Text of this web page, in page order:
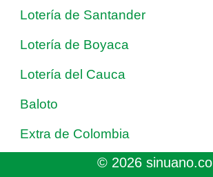
Lotería de Santander
Lotería de Boyaca
Lotería del Cauca
Baloto
Extra de Colombia
© 2026 sinuano.co